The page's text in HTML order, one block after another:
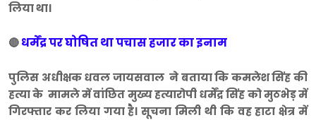
लिया था।
🔴धर्मेंद्र पर घोषित था पचास हजार का इनाम
पुलिस अधीक्षक धवल जायसवाल ने बताया कि कमलेश सिंह की
हत्या के मामले में वांछित मुख्य हत्यारोपी धर्मेंद्र सिंह को मुठभेड़ में
गिरफ्तार कर लिया गया है। सूचना मिली थी कि वह हाटा क्षेत्र में